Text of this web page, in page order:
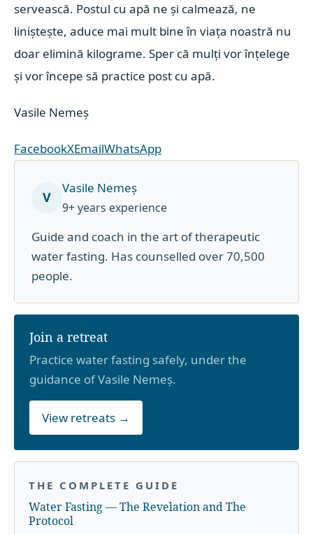
servească. Postul cu apă ne și calmează, ne
liniștește, aduce mai mult bine în viața noastră nu
doar elimină kilograme. Sper că mulți vor înțelege
și vor începe să practice post cu apă.
Vasile Nemeș
FacebookXEmailWhatsApp
V
Vasile Nemeș
9+ years experience
Guide and coach in the art of therapeutic
water fasting. Has counselled over 70,500
people.
Join a retreat
Practice water fasting safely, under the
guidance of Vasile Nemeș.
View retreats →
THE COMPLETE GUIDE
Water Fasting — The Revelation and The
Protocol